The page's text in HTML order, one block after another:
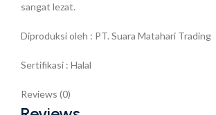
sangat lezat.
Diproduksi oleh : PT. Suara Matahari Trading
Sertifikasi : Halal
Reviews (0)